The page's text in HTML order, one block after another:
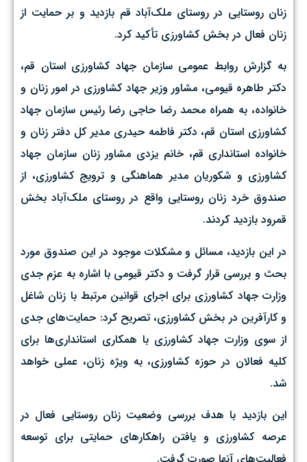
زنان روستایی در روستای ملک‌آباد قم بازدید و بر حمایت از
زنان فعال در بخش کشاورزی تأکید کرد.
به گزارش روابط عمومی سازمان جهاد کشاورزی استان قم،
دکتر طاهره قیومی، مشاور وزیر جهاد کشاورزی در امور زنان و
خانواده، به همراه محمد رضا حاجی رضا رئیس سازمان جهاد
کشاورزی استان قم، دکتر فاطمه حیدری مدیر کل دفتر زنان و
خانواده استانداری قم، خانم یزدی مشاور زنان سازمان جهاد
کشاورزی و شکوریان مدیر هماهنگی و ترویج کشاورزی، از
صندوق خرد زنان روستایی واقع در روستای ملک‌آباد بخش
قمرود بازدید کردند.
در این بازدید، مسائل و مشکلات موجود در این صندوق مورد
بحث و بررسی قرار گرفت و دکتر قیومی با اشاره به عزم جدی
وزارت جهاد کشاورزی برای اجرای قوانین مرتبط با زنان شاغل
و کارآفرین در بخش کشاورزی، تصریح کرد: حمایت‌های جدی
از سوی وزارت جهاد کشاورزی با همکاری استانداری‌ها برای
کلیه فعالان در حوزه کشاورزی، به ویژه زنان، عملی خواهد
شد.
این بازدید با هدف بررسی وضعیت زنان روستایی فعال در
عرصه کشاورزی و یافتن راهکارهای حمایتی برای توسعه